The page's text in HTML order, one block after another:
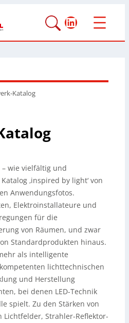
LinkedIn
Katalog
wie vielfältig und
‚inspired by light‘ von
Anwendungsfotos.
Elektroinstallateure und
für die
von Räumen, und zwar
Standardprodukten hinaus.
als intelligente
lichttechnischen
und Herstellung
bei denen LED-Technik
spielt. Zu den Stärken von
Lichtfelder, Strahler-Reflektor-